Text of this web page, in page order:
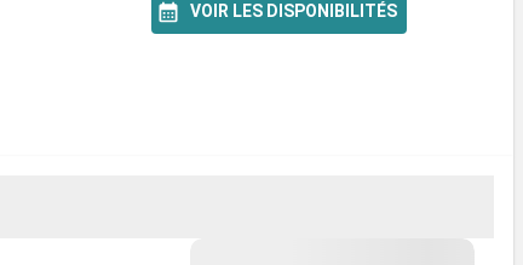
VOIR LES DISPONIBILITÉS